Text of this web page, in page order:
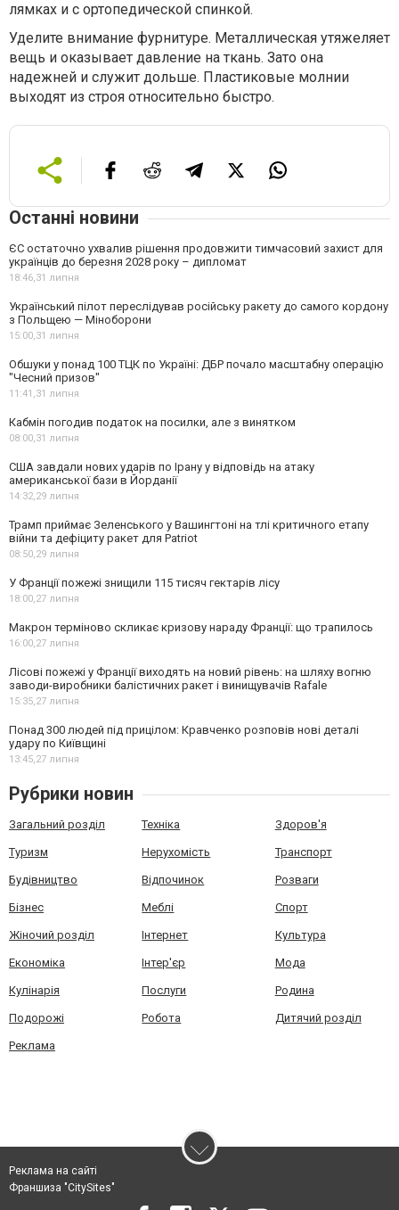
лямках и с ортопедической спинкой.
Уделите внимание фурнитуре. Металлическая утяжеляет
вещь и оказывает давление на ткань. Зато она
надежней и служит дольше. Пластиковые молнии
выходят из строя относительно быстро.
Останні новини
ЄС остаточно ухвалив рішення продовжити тимчасовий захист для
українців до березня 2028 року – дипломат
18:46,31 липня
Український пілот переслідував російську ракету до самого кордону
з Польщею — Міноборони
15:00,31 липня
Обшуки у понад 100 ТЦК по Україні: ДБР почало масштабну операцію
"Чесний призов"
11:41,31 липня
Кабмін погодив податок на посилки, але з винятком
08:00,31 липня
США завдали нових ударів по Ірану у відповідь на атаку
американської бази в Йорданії
14:32,29 липня
Трамп приймає Зеленського у Вашингтоні на тлі критичного етапу
війни та дефіциту ракет для Patriot
08:50,29 липня
У Франції пожежі знищили 115 тисяч гектарів лісу
18:00,27 липня
Макрон терміново скликає кризову нараду Франції: що трапилось
16:00,27 липня
Лісові пожежі у Франції виходять на новий рівень: на шляху вогню
заводи-виробники балістичних ракет і винищувачів Rafale
15:35,27 липня
Понад 300 людей під прицілом: Кравченко розповів нові деталі
удару по Київщині
13:45,27 липня
Рубрики новин
Загальний розділ Техніка Здоров'я
Туризм Нерухомість Транспорт
Будівництво Відпочинок Розваги
Бізнес Меблі Спорт
Жіночий розділ Інтернет Культура
Економіка Інтер'єр Мода
Кулінарія Послуги Родина
Подорожі Робота Дитячий розділ
Реклама
Реклама на сайті
Франшиза "CitySites"